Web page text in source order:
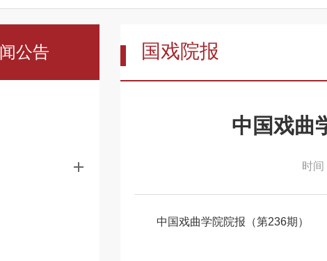
公告 国戏院报
中国戏曲
时间
中国戏曲学院院报（第236期）